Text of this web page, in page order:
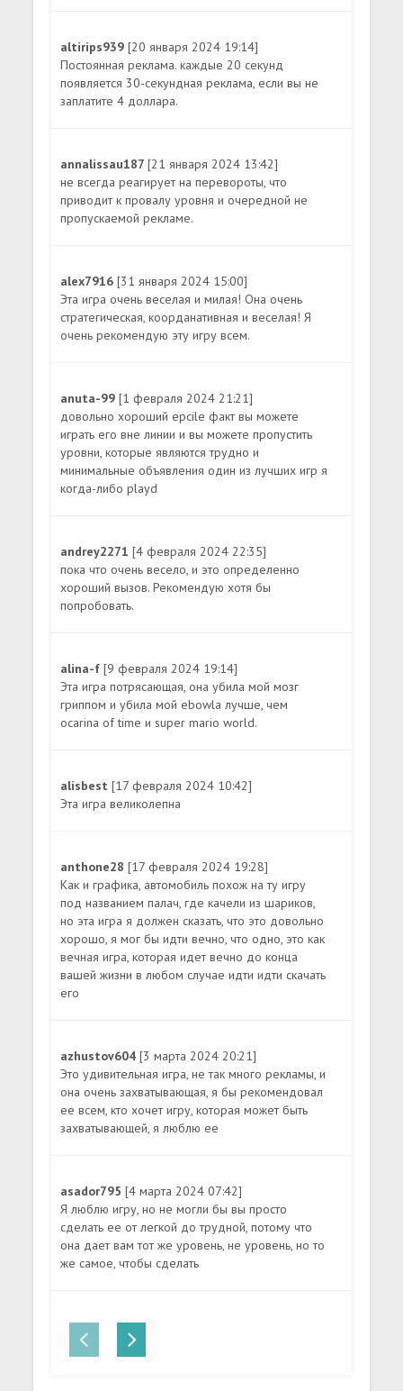
altirips939[20 января 2024 19:14]
Постоянная реклама. каждые 20 секунд
появляется 30-секундная реклама, если вы не
заплатите 4 доллара.
annalissau187[21 января 2024 13:42]
не всегда реагирует на перевороты, что
приводит к провалу уровня и очередной не
пропускаемой рекламе.
alex7916[31 января 2024 15:00]
Эта игра очень веселая и милая! Она очень
стратегическая, коорданативная и веселая! Я
очень рекомендую эту игру всем.
anuta-99[1 февраля 2024 21:21]
довольно хороший epcile факт вы можете
играть его вне линии и вы можете пропустить
уровни, которые являются трудно и
минимальные объявления один из лучших игр я
когда-либо playd
andrey2271[4 февраля 2024 22:35]
пока что очень весело, и это определенно
хороший вызов. Рекомендую хотя бы
попробовать.
alina-f[9 февраля 2024 19:14]
Эта игра потрясающая, она убила мой мозг
гриппом и убила мой ebowla лучше, чем
ocarina of time и super mario world.
alisbest[17 февраля 2024 10:42]
Эта игра великолепна
anthone28[17 февраля 2024 19:28]
Как и графика, автомобиль похож на ту игру
под названием палач, где качели из шариков,
но эта игра я должен сказать, что это довольно
хорошо, я мог бы идти вечно, что одно, это как
вечная игра, которая идет вечно до конца
вашей жизни в любом случае идти идти скачать
его
azhustov604[3 марта 2024 20:21]
Это удивительная игра, не так много рекламы, и
она очень захватывающая, я бы рекомендовал
ее всем, кто хочет игру, которая может быть
захватывающей, я люблю ее
asador795[4 марта 2024 07:42]
Я люблю игру, но не могли бы вы просто
сделать ее от легкой до трудной, потому что
она дает вам тот же уровень, не уровень, но то
же самое, чтобы сделать